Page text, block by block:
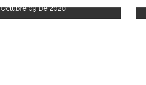
Octubre 09 De 2020